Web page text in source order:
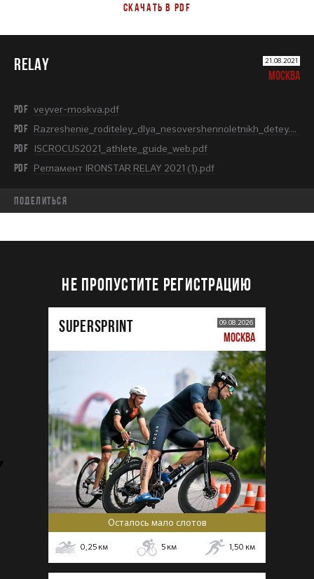
СКАЧАТЬ В PDF
RELAY 21.08.2021
МОСКВА
PDF veyver-moskva.pdf
PDF Razreshenie_roditeley_dlya_nesovershennoletnikh_detey.pdf
PDF ISCROCUS2021_athlete_guide_web.pdf
PDF Регламент IRONSTAR RELAY 2021 (1).pdf
Поделиться
НЕ ПРОПУСТИТЕ РЕГИСТРАЦИЮ
SUPERSPRINT 09.08.2026
МОСКВА
Осталось мало слотов
0,25 км 5 км 1,50 км